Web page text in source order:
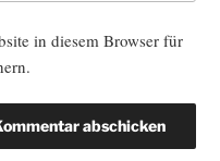
in diesem Browser für